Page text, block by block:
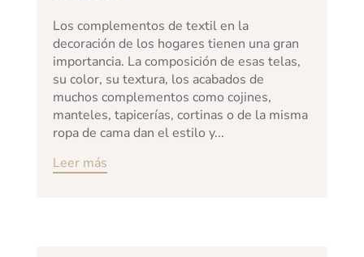
Los complementos de textil en la
decoración de los hogares tienen una gran
importancia. La composición de esas telas,
su color, su textura, los acabados de
muchos complementos como cojines,
manteles, tapicerías, cortinas o de la misma
ropa de cama dan el estilo y...
Leer más